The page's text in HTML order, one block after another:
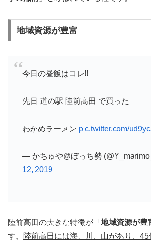
地域資源が豊富
今日の昼飯はコレ!!
先日 道の駅 陸前高田 で買った
わかめラーメン pic.twitter.com/
— かちゅや@ぼっち勢
12, 2019
陸前高田の大きな特徴が「 地域資源が豊
す。
陸前高田には海、川、山があり、